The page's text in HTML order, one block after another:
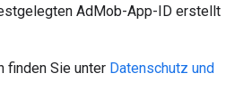
AdMob-App-ID erstellt
finden Sie unter Datenschutz und